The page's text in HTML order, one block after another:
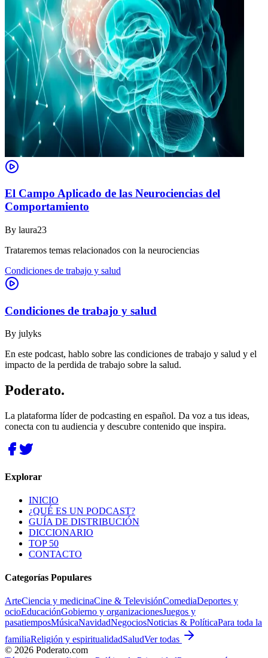
El Campo Aplicado de las Neurociencias del
Comportamiento
By laura23
Trataremos temas relacionados con la neurociencias
Condiciones de trabajo y salud
Condiciones de trabajo y salud
By julyks
En este podcast, hablo sobre las condiciones de trabajo y salud y el
impacto de la perdida de trabajo sobre la salud.
Poderato.
La plataforma líder de podcasting en español. Da voz a tus ideas,
conecta con tu audiencia y descubre contenido que inspira.
Explorar
INICIO
¿QUÉ ES UN PODCAST?
GUÍA DE DISTRIBUCIÓN
DICCIONARIO
TOP 50
CONTACTO
Categorías Populares
ArteCiencia y medicinaCine & TelevisiónComediaDeportes y
ocioEducaciónGobierno y organizacionesJuegos y
pasatiemposMúsicaNavidadNegociosNoticias & PolíticaPara toda la
familiaReligión y espiritualidadSaludVer todas
© 2026 Poderato.com